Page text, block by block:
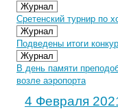
Журнал
Сретенский турнир по
Журнал
Подведены итоги
Журнал
В день памяти
возле аэропорта
4 Февраля